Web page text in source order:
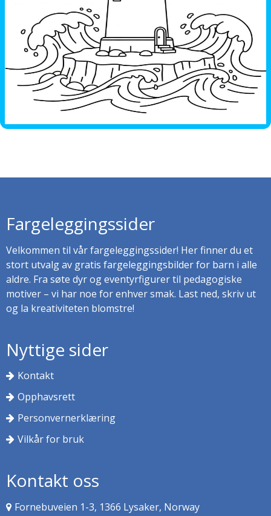
Fargeleggingssider
Velkommen til vår fargeleggingssider! Her finner du et
stort utvalg av gratis fargeleggingsbilder for barn i alle
aldre. Fra søte dyr og eventyrfigurer til pedagogiske
motiver – vi har noe for enhver smak. Last ned, skriv ut
og la kreativiteten blomstre!
Nyttige sider
Kontakt
Opphavsrett
Personvernerklæring
Vilkår for bruk
Kontakt oss
Fornebuveien 1-3, 1366 Lysaker, Norway